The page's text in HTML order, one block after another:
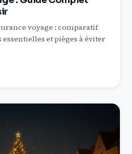
voyage : comparatif
et pièges à éviter